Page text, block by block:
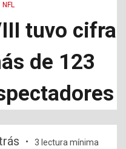
NFL
tuvo cifra
de 123
3 lectura mínima